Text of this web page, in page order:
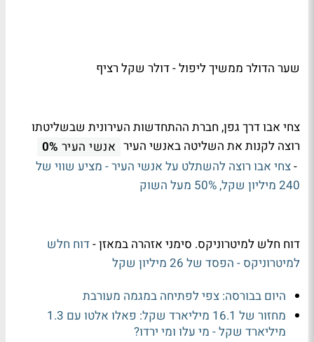
שער הדולר ממשיך ליפול -דולר שקל רציף
צחי אבו דרך גפן, חברת ההתחדשות העירונית שבשליטתו
רוצה לקנות את השליטה באנשי העיר אנשי העיר 0%
-צחי אבו רוצה להשתלט על אנשי העיר - מציע שווי של
240 מיליון שקל, 50% מעל השוק
דוח חלש למיטרוניקס. סימני אזהרה במאזן -דוח חלש
למיטרוניקס - הפסד של 26 מיליון שקל
היום בבורסה: צפי לפתיחה במגמה מעורבת
מחזור של 16.1 מיליארד שקל: פאלו אלטו עם 1.3
מיליארד שקל - מי עלו ומי ירדו?